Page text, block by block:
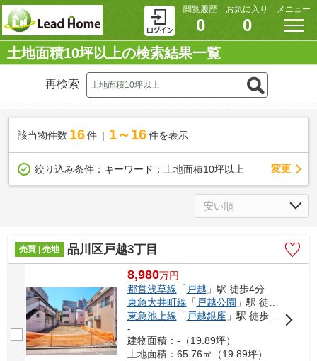
閲覧履歴
0
お気に入り
0
メニュー
土地面積10坪以上の検索結果一覧
再検索
該当物件数 16件 1～16 件を表示
絞り込み条件： キーワード：土地面積10坪以上 変更
売買 | 売地 品川区戸越3丁目
8,980万円
都営浅草線 「 戸越 」駅 徒歩4分
東急大井町線 「 戸越公園 」駅 徒歩7分
東急池上線 「 戸越銀座 」駅 徒歩8分
-
建物面積：-（19.89坪）
土地面積：65.76㎡（19.89坪）